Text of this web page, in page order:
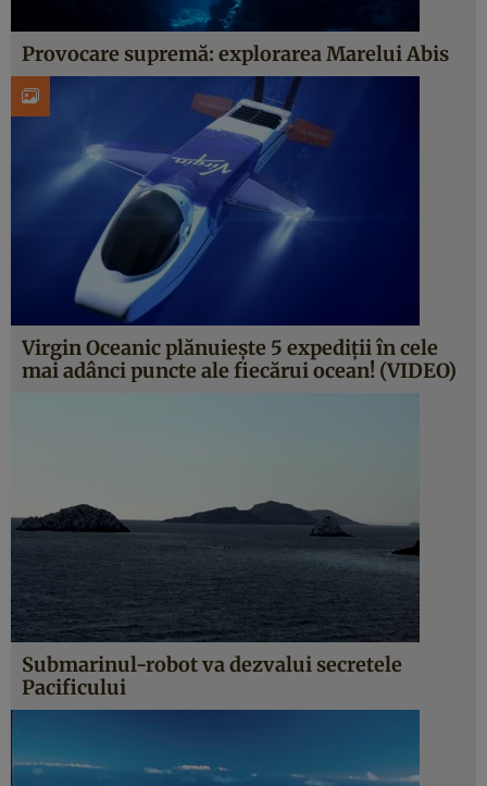
Provocare supremă: explorarea Marelui Abis
Virgin Oceanic plănuieşte 5 expediţii în cele
mai adânci puncte ale fiecărui ocean! (VIDEO)
Submarinul-robot va dezvalui secretele
Pacificului